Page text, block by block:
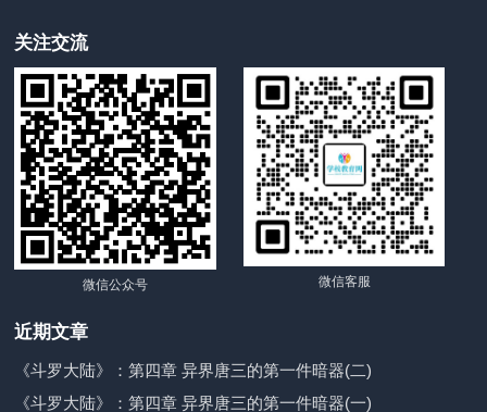
关注交流
微信公众号 微信客服
近期文章
《斗罗大陆》：第四章 异界唐三的第一件暗器(二)
《斗罗大陆》：第四章 异界唐三的第一件暗器(一)